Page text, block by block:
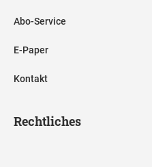
Abo-Service
E-Paper
Kontakt
Rechtliches